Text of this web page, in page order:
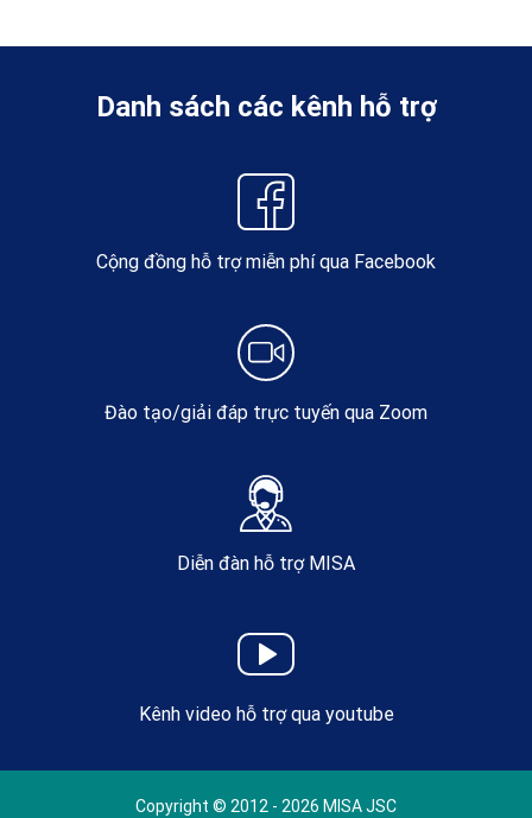
Danh sách các kênh hỗ trợ
Cộng đồng hỗ trợ miễn phí qua Facebook
Đào tạo/giải đáp trực tuyến qua Zoom
Diễn đàn hỗ trợ MISA
Kênh video hỗ trợ qua youtube
Copyright © 2012 - 2026 MISA JSC